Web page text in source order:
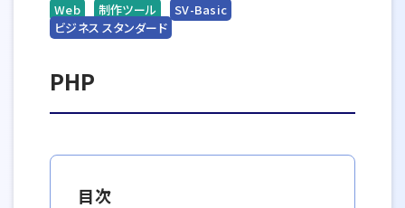
Web 制作ツール
SV-Basic
ビジネス スタンダード
PHP
目次